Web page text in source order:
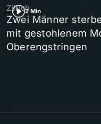
2 Min
Zürich
Zwei Männer
mit gestohlenem
Oberengstringen